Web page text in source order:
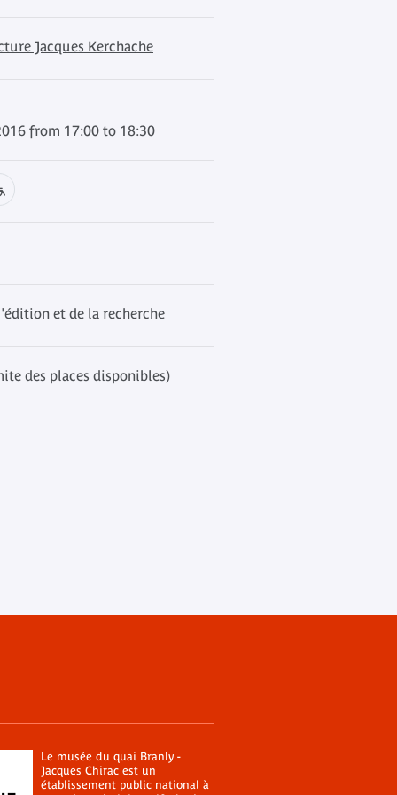
Jacques Kerchache
from 17:00 to 18:30
et de la recherche
des places disponibles)
Le musée du quai Branly -
Jacques Chirac est un
établissement public national à